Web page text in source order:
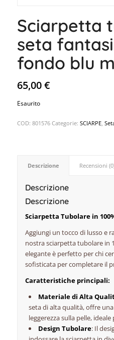
Sciarpetta
seta
fondo blu
65,00€
Esaurito
COD: 801576 Categorie: SCIARPE,
Descrizione Recensioni
Descrizione
Descrizione
Sciarpetta Tubolare in
Aggiungi un tocco di lusso e
nostra sciarpetta tubolare in
elegante è perfetto per chi
sofisticata per completare il
Caratteristiche principali:
Materiale di Alta
seta di alta qualità, offre
leggerezza sulla pelle,
Design Tubolare: Il